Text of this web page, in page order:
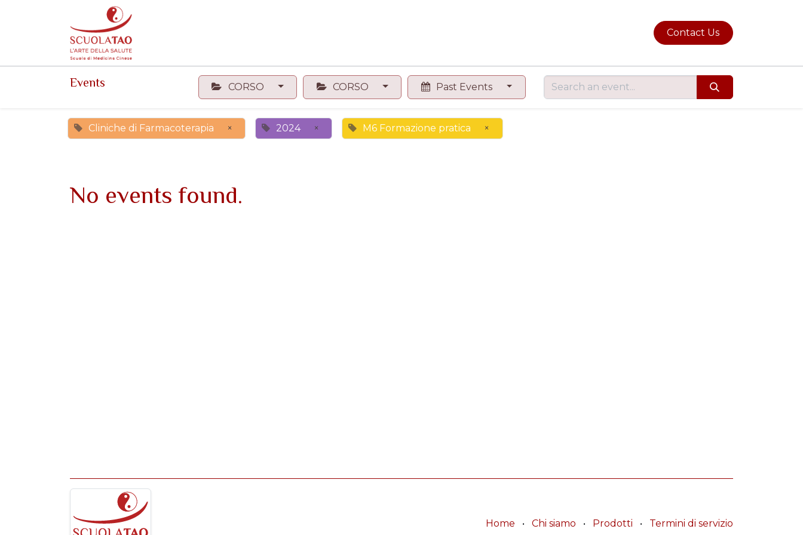
Contact Us
Events CORSO CORSO Past Events
Cliniche di Farmacoterapia × 2024 × M6 Formazione pratica ×
No events found.
Home • Chi siamo • Prodotti • Termini di servizio